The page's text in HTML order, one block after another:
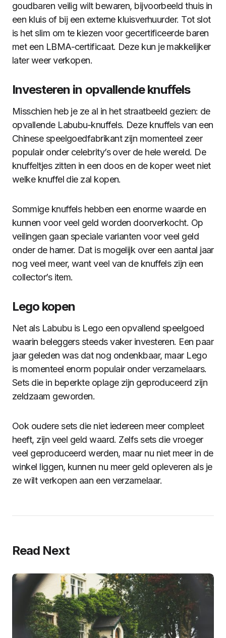
goudbaren veilig wilt bewaren, bijvoorbeeld thuis in
een kluis of bij een externe kluisverhuurder. Tot slot
is het slim om te kiezen voor gecertificeerde baren
met een LBMA-certificaat. Deze kun je makkelijker
later weer verkopen.
Investeren in opvallende knuffels
Misschien heb je ze al in het straatbeeld gezien: de
opvallende Labubu-knuffels. Deze knuffels van een
Chinese speelgoedfabrikant zijn momenteel zeer
populair onder celebrity’s over de hele wereld. De
knuffeltjes zitten in een doos en de koper weet niet
welke knuffel die zal kopen.
Sommige knuffels hebben een enorme waarde en
kunnen voor veel geld worden doorverkocht. Op
veilingen gaan speciale varianten voor veel geld
onder de hamer. Dat is mogelijk over een aantal jaar
nog veel meer, want veel van de knuffels zijn een
collector’s item.
Lego kopen
Net als Labubu is Lego een opvallend speelgoed
waarin beleggers steeds vaker investeren. Een paar
jaar geleden was dat nog ondenkbaar, maar Lego
is momenteel enorm populair onder verzamelaars.
Sets die in beperkte oplage zijn geproduceerd zijn
zeldzaam geworden.
Ook oudere sets die niet iedereen meer compleet
heeft, zijn veel geld waard. Zelfs sets die vroeger
veel geproduceerd werden, maar nu niet meer in de
winkel liggen, kunnen nu meer geld opleveren als je
ze wilt verkopen aan een verzamelaar.
Read Next